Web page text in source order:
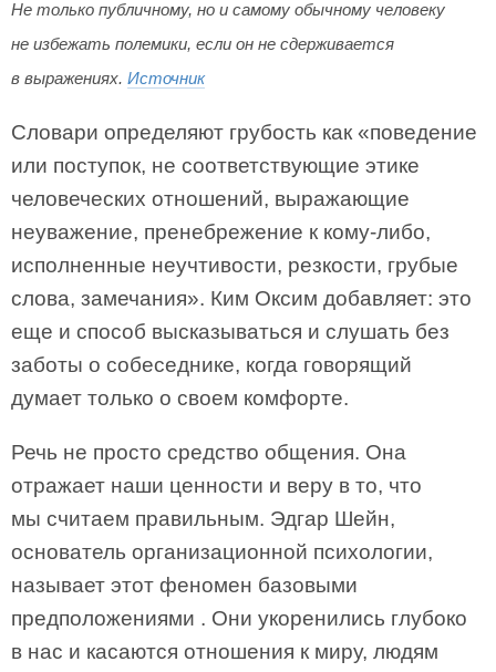
Не только публичному, но и самому обычному человеку
не избежать полемики, если он не сдерживается
в выражениях. Источник
Словари определяют грубость как «поведение
или поступок, не соответствующие этике
человеческих отношений, выражающие
неуважение, пренебрежение к кому-либо,
исполненные неучтивости, резкости, грубые
слова, замечания». Ким Оксим добавляет: это
еще и способ высказываться и слушать без
заботы о собеседнике, когда говорящий
думает только о своем комфорте.
Речь не просто средство общения. Она
отражает наши ценности и веру в то, что
мы считаем правильным. Эдгар Шейн,
основатель организационной психологии,
называет этот феномен базовыми
предположениями . Они укоренились глубоко
в нас и касаются отношения к миру, людям